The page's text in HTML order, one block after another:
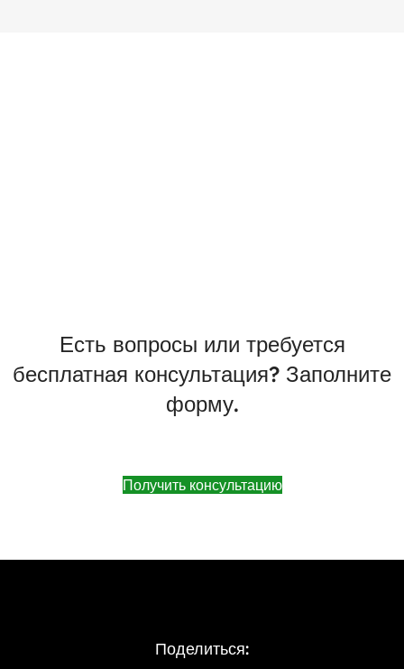
Есть вопросы или требуется
бесплатная консультация? Заполните
форму.
Получить консультацию
Поделиться: